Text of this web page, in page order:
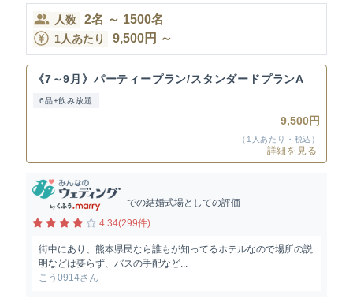
人数 2名 ～ 1500名
1人あたり 9,500円 ～
《7～9月》パーティープラン/スタンダードプランA
6品+飲み放題
9,500円
（1人あたり・税込）
詳細を見る
での結婚式場としての評価
4.34(299件)
街中にあり、熊本県民なら誰もが知ってるホテルなので場所の説
明などは要らず、バスの手配など...
こう0914さん